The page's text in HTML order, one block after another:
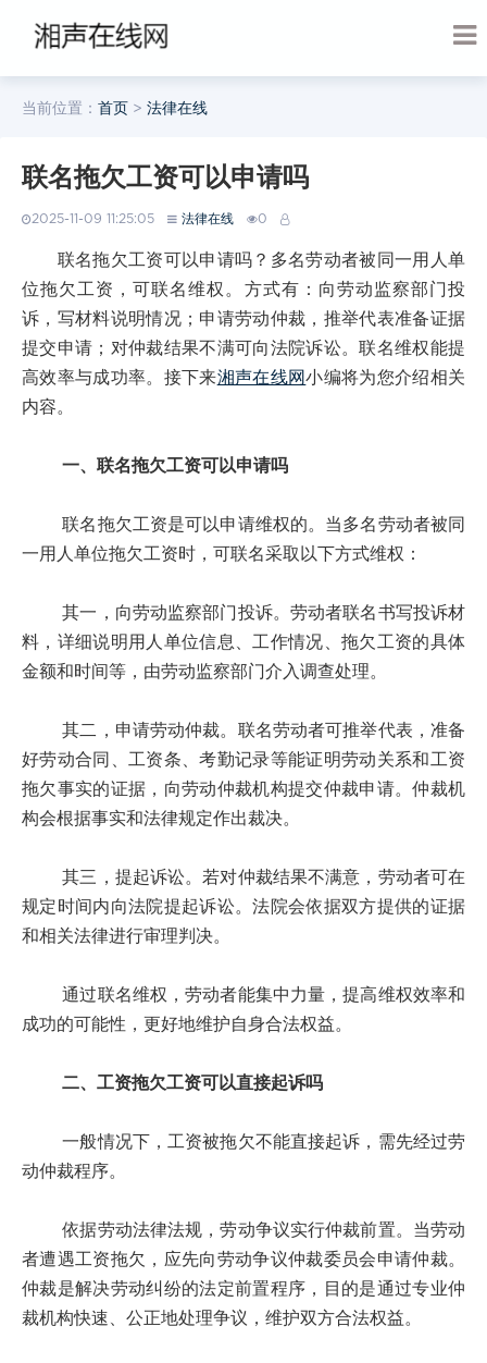
当前位置： 首页 > 法律在线
联名拖欠工资可以申请吗
2025-11-09 11:25:05 法律在线 0
联名拖欠工资可以申请吗？多名劳动者被同一用人单
位拖欠工资，可联名维权。方式有：向劳动监察部门投
诉，写材料说明情况；申请劳动仲裁，推举代表准备证据
提交申请；对仲裁结果不满可向法院诉讼。联名维权能提
高效率与成功率。接下来湘声在线网小编将为您介绍相关
内容。
一、联名拖欠工资可以申请吗
联名拖欠工资是可以申请维权的。当多名劳动者被同
一用人单位拖欠工资时，可联名采取以下方式维权：
其一，向劳动监察部门投诉。劳动者联名书写投诉材
料，详细说明用人单位信息、工作情况、拖欠工资的具体
金额和时间等，由劳动监察部门介入调查处理。
其二，申请劳动仲裁。联名劳动者可推举代表，准备
好劳动合同、工资条、考勤记录等能证明劳动关系和工资
拖欠事实的证据，向劳动仲裁机构提交仲裁申请。仲裁机
构会根据事实和法律规定作出裁决。
其三，提起诉讼。若对仲裁结果不满意，劳动者可在
规定时间内向法院提起诉讼。法院会依据双方提供的证据
和相关法律进行审理判决。
通过联名维权，劳动者能集中力量，提高维权效率和
成功的可能性，更好地维护自身合法权益。
二、工资拖欠工资可以直接起诉吗
一般情况下，工资被拖欠不能直接起诉，需先经过劳
动仲裁程序。
依据劳动法律法规，劳动争议实行仲裁前置。当劳动
者遭遇工资拖欠，应先向劳动争议仲裁委员会申请仲裁。
仲裁是解决劳动纠纷的法定前置程序，目的是通过专业仲
裁机构快速、公正地处理争议，维护双方合法权益。